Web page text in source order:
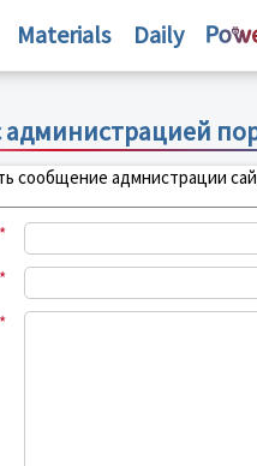
Materials Daily
администрацией
сообщение адмнистрации
*
*
*